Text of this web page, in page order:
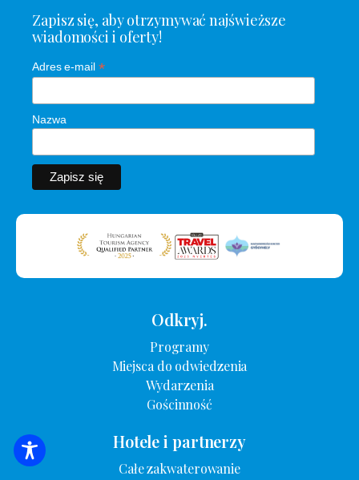
Zapisz się, aby otrzymywać najświeższe
wiadomości i oferty!
Adres e-mail *
Nazwa
Odkryj.
Programy
Miejsca do odwiedzenia
Wydarzenia
Gościnność
Hotele i partnerzy
Całe zakwaterowanie